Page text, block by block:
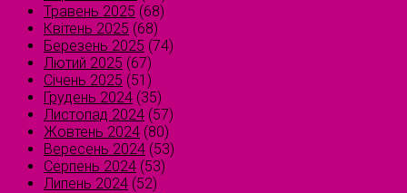
Травень 2025 (68)
Квітень 2025 (68)
Березень 2025 (74)
Лютий 2025 (67)
Січень 2025 (51)
Грудень 2024 (35)
Листопад 2024 (57)
Жовтень 2024 (80)
Вересень 2024 (53)
Серпень 2024 (53)
Липень 2024 (52)